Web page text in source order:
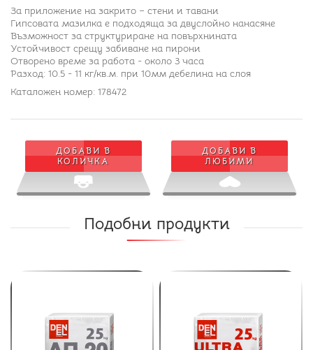
За приложение на закрито – стени и тавани
Гипсовата мазилка е подходяща за двуслойно нанасяне
Възможност за структуриране на повърхнината
Устойчивост срещу забиване на пирони
Отворено време за работа - около 3 часа
Разход: 10.5 - 11 кг/кв.м. при 10мм дебелина на слоя
Каталожен номер: 178472
ДОБАВИ В
КОЛИЧКА
ДОБАВИ В
ЛЮБИМИ
Подобни продукти